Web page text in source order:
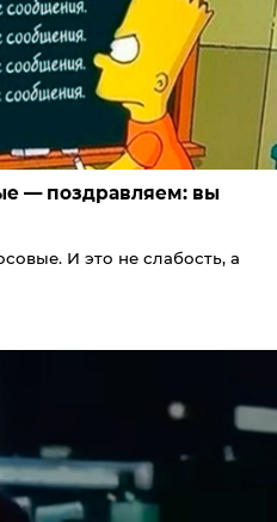
— поздравляем: вы
И это не слабость, а